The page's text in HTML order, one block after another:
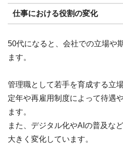
仕事における役割の変化
50代になると、会社での立場や
ます。
管理職として若手を育成する立
定年や再雇用制度によって待遇
ます。
また、デジタル化やAIの普及な
大きく変化しています。